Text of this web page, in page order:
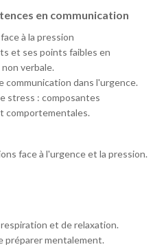
en communication
à la pression
et ses points faibles en
verbale.
communication dans l'urgence.
stress : composantes
comportementales.
face à l'urgence et la pression.
et de relaxation.
préparer mentalement.